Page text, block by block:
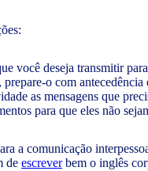
você deseja transmitir
o com antecedência
as mensagens que
para que eles não
a comunicação
de escreverbem o inglês